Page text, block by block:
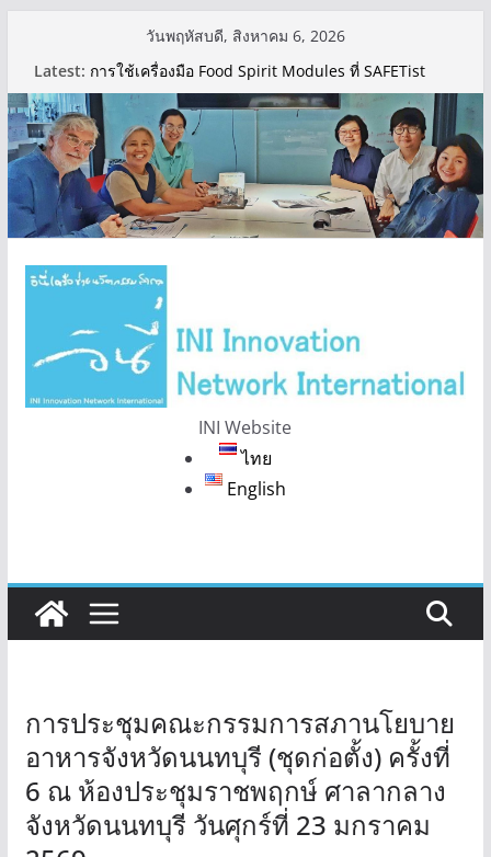
วันพฤหัสบดี, สิงหาคม 6, 2026
Latest: การใช้เครื่องมือ Food Spirit Modules ที่ SAFETist
Farm เขตทุ่งครุ เมื่อช่วงกลางเดือนกันยายนที่ผ่านมา
Food Spirit Forum
INI Website
ไทย
English
การประชุมคณะกรรมการสภานโยบาย
อาหารจังหวัดนนทบุรี (ชุดก่อตั้ง) ครั้งที่
6 ณ ห้องประชุมราชพฤกษ์ ศาลากลาง
จังหวัดนนทบุรี วันศุกร์ที่ 23 มกราคม